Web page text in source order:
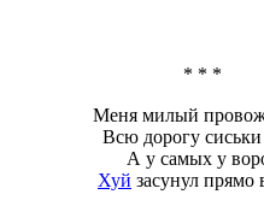
* * *
Меня милый
Всю дорогу
А у самых у
Хуй засунул прямо